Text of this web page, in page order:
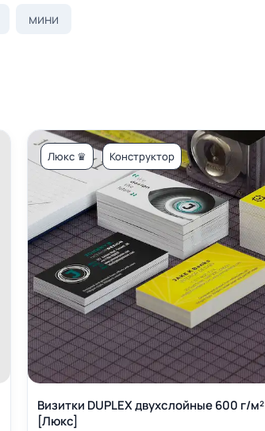
мини
Люкс ♛ Конструктор
Визитки DUPLEX двухслойные 600 г/м²
[Люкс]